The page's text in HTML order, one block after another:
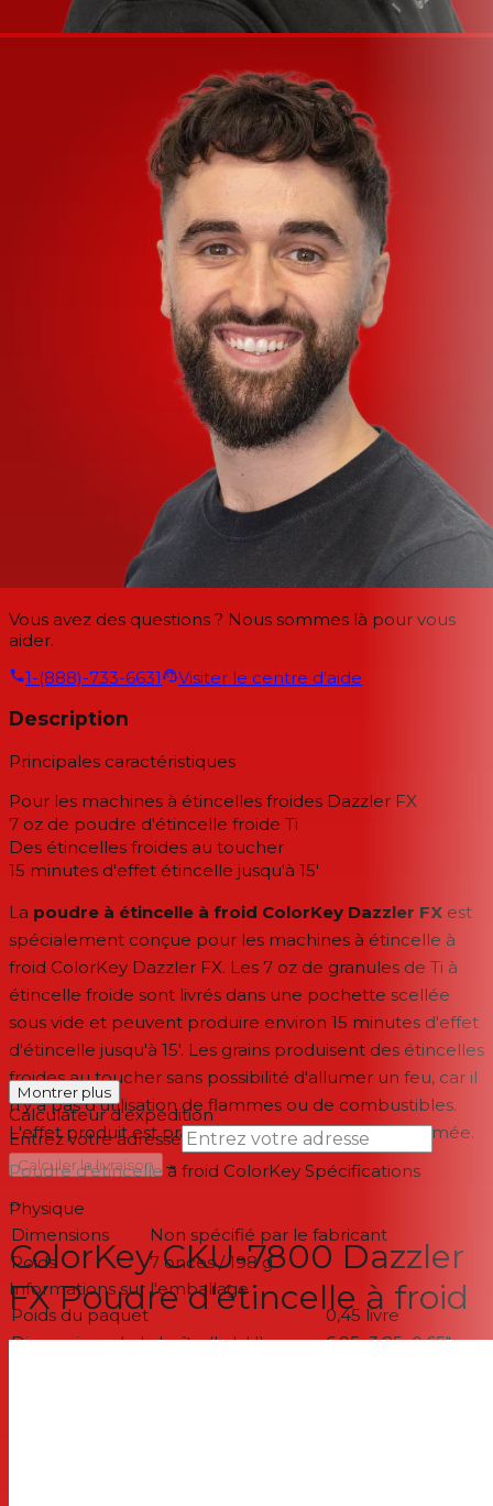
Vous avez des questions ? Nous sommes là pour vous
aider.
1-(888)-733-6631
Visiter le centre d'aide
Description
Principales caractéristiques
Pour les machines à étincelles froides Dazzler FX
7 oz de poudre d'étincelle froide Ti
Des étincelles froides au toucher
15 minutes d'effet étincelle jusqu'à 15'
La poudre à étincelle à froid ColorKey Dazzler FX est
spécialement conçue pour les machines à étincelle à
froid ColorKey Dazzler FX. Les 7 oz de granules de Ti à
étincelle froide sont livrés dans une pochette scellée
sous vide et peuvent produire environ 15 minutes d'effet
d'étincelle jusqu'à 15'. Les grains produisent des étincelles
froides au toucher sans possibilité d'allumer un feu, car il
n'y a pas d'utilisation de flammes ou de combustibles.
L'effet produit est pratiquement inodore et sans fumée.
Poudre d'étincelle à froid ColorKey Spécifications
Physique
Dimensions
Non spécifié par le fabricant
Poids
7 onces / 198 g
Informations sur l'emballage
Poids du paquet
0,45 livre
Dimensions de la boîte (LxlxH)
6,95x3,85x0,65"
Montrer plus
Calculateur d'expédition
Entrez votre adresse
Calculer la livraison
→
--
ColorKey CKU-7800 Dazzler
FX Poudre d'étincelle à froid